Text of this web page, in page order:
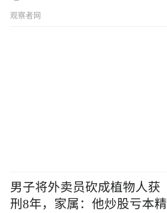
观察者网
男子将外卖员砍成植物人获
刑8年，家属：他炒股亏本精